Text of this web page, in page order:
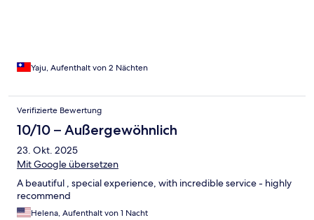
Yaju, Aufenthalt von 2 Nächten
Verifizierte Bewertung
10/10 – Außergewöhnlich
23. Okt. 2025
Mit Google übersetzen
A beautiful , special experience, with incredible service - highly
recommend
Helena, Aufenthalt von 1 Nacht